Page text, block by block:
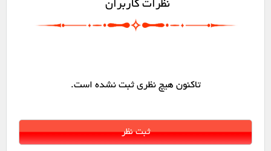
نظرات کاربران
تاکنون هیچ نظری ثبت نشده است.